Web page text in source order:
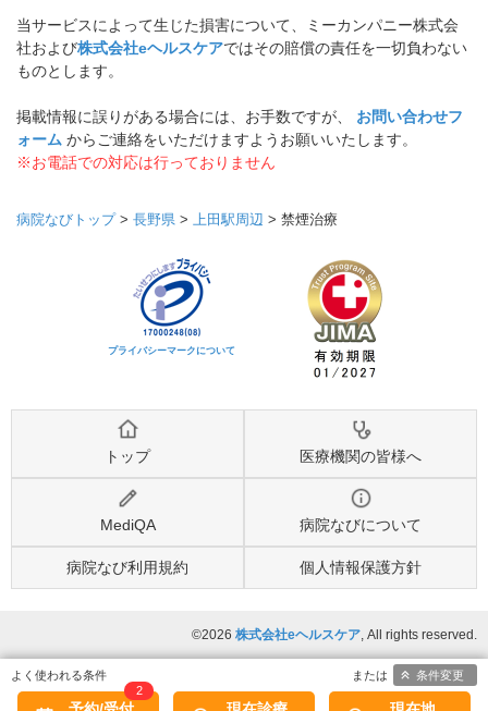
当サービスによって生じた損害について、ミーカンパニー株式会
社および株式会社eヘルスケアではその賠償の責任を一切負わない
ものとします。
掲載情報に誤りがある場合には、お手数ですが、 お問い合わせフ
ォーム からご連絡をいただけますようお願いいたします。
※お電話での対応は行っておりません
病院なびトップ> 長野県 > 上田駅周辺 > 禁煙治療
プライバシーマークについて
トップ 医療機関の皆様へ
MediQA 病院なびについて
病院なび利用規約 個人情報保護方針
©2026 株式会社eヘルスケア, All rights reserved.
2
条件変更